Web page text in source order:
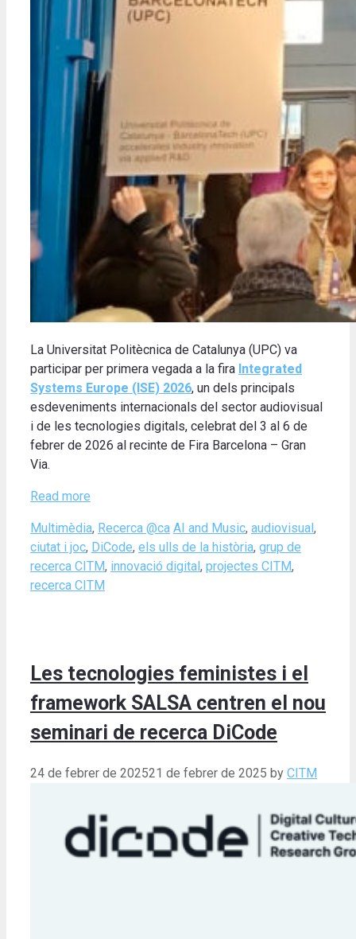
La Universitat Politècnica de Catalunya (UPC) va
participar per primera vegada a la fira Integrated
Systems Europe (ISE) 2026, un dels principals
esdeveniments internacionals del sector audiovisual
i de les tecnologies digitals, celebrat del 3 al 6 de
febrer de 2026 al recinte de Fira Barcelona – Gran
Via.
Read more
Categories
Multimèdia, Recerca @ca Tags
AI and Music, audiovisual,
ciutat i joc, DiCode, els ulls de la història, grup de
recerca CITM, innovació digital, projectes CITM,
recerca CITM
Les tecnologies feministes i el
framework SALSA centren el nou
seminari de recerca DiCode
24 de febrer de 202521 de febrer de 2025 by CITM